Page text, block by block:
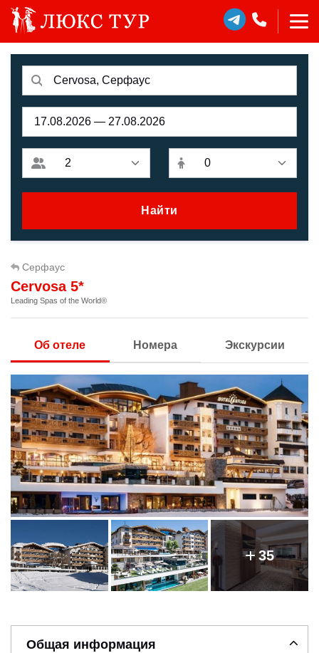
Найти
Серфаус
Cervosa 5*
Leading Spas of the World®
Об отеле Номера Экскурсии
35
Общая информация